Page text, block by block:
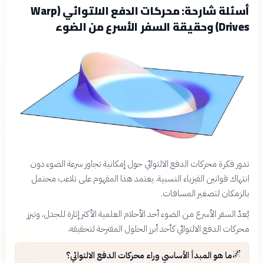
أسئلة شارحة: محركات الدفع الالتوائي (Warp
Drives) وحقيقة السفر الأسرع من الضوء
تدور فكرة محركات الدفع الالتوائي حول إمكانية تجاوز سرعة الضوء دون
انتهاك قوانين الفيزياء النسبية. يعتمد هذا المفهوم على تلاعب محتمل
بالزمكان لتصغير المسافات.
يُعدّ السفر الأسرع من الضوء أحد الأحلام العلمية الأكثر إثارة للجدل، وتبرز
محركات الدفع الالتوائي كأحد أبرز الحلول المقترحة لتحقيقه.
🌌ما هو المبدأ الأساسي وراء محركات الدفع الالتوائي؟